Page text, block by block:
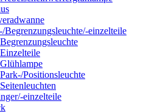
Begrenzungsleuchte/-einzelteile
Begrenzungsleuchte
Einzelteile
Glühlampe
Park-/Positionsleuchte
Seitenleuchten
einzelteile